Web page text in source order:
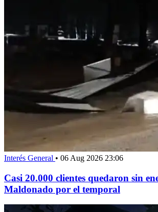
Interés General • 06 Aug 2026 23:06
Casi 20.000 clientes quedaron sin
Maldonado por el temporal